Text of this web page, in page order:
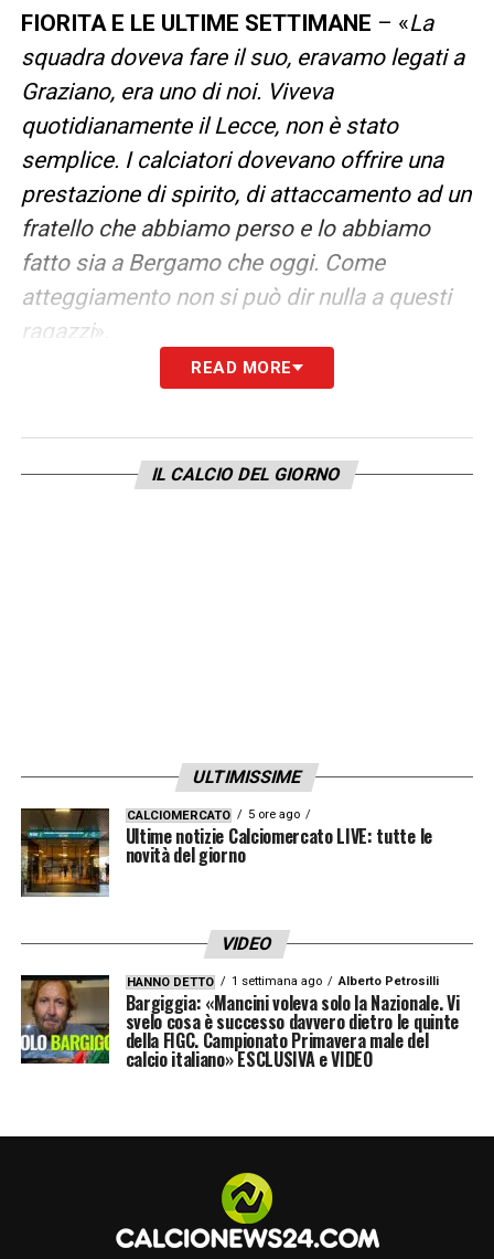
FIORITA E LE ULTIME SETTIMANE – «La
squadra doveva fare il suo, eravamo legati a
Graziano, era uno di noi. Viveva
quotidianamente il Lecce, non è stato
semplice. I calciatori dovevano offrire una
prestazione di spirito, di attaccamento ad un
fratello che abbiamo perso e lo abbiamo
fatto sia a Bergamo che oggi. Come
atteggiamento non si può dir nulla a questi
ragazzi».
READ MORE
IL CALCIO DEL GIORNO
ULTIMISSIME
CALCIOMERCATO 5 ore ago
Ultime notizie Calciomercato LIVE: tutte le
novità del giorno
VIDEO
HANNO DETTO 1 settimana ago Alberto Petrosilli
Bargiggia: «Mancini voleva solo la Nazionale. Vi
svelo cosa è successo davvero dietro le quinte
della FIGC. Campionato Primavera male del
calcio italiano» ESCLUSIVA e VIDEO